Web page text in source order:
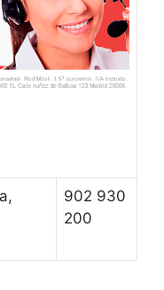
902 930
200